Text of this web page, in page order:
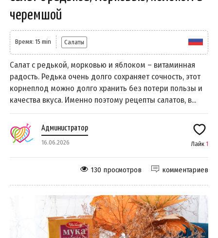
черемшой
Время: 15 min Салаты
Салат с редькой, морковью и яблоком – витаминная
радость. Редька очень долго сохраняет сочность, этот
корнеплод можно долго хранить без потери пользы и
качества вкуса. Именно поэтому рецепты салатов, в...
Администратор
16.06.2026 Лайк 1
комментариев
130 просмотров